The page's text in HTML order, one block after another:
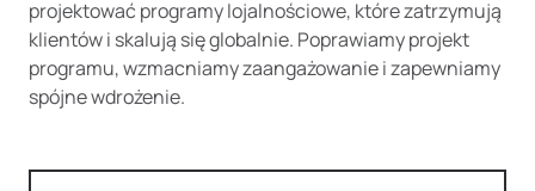
projektować programy lojalnościowe, które zatrzymują
klientów i skalują się globalnie. Poprawiamy projekt
programu, wzmacniamy zaangażowanie i zapewniamy
spójne wdrożenie.